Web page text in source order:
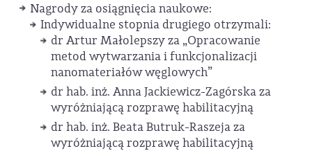
Nagrody za osiągnięcia naukowe:
Indywidualne stopnia drugiego otrzymali:
dr Artur Małolepszy za „Opracowanie
metod wytwarzania i funkcjonalizacji
nanomateriałów węglowych”
dr hab. inż. Anna Jackiewicz-Zagórska za
wyróżniającą rozprawę habilitacyjną
dr hab. inż. Beata Butruk-Raszeja za
wyróżniającą rozprawę habilitacyjną